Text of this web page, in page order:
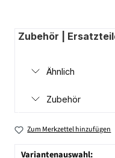
Zubehör |
Ähnlich
Zubehör
Zum Merkzettel hinzufügen
Variantenauswahl: